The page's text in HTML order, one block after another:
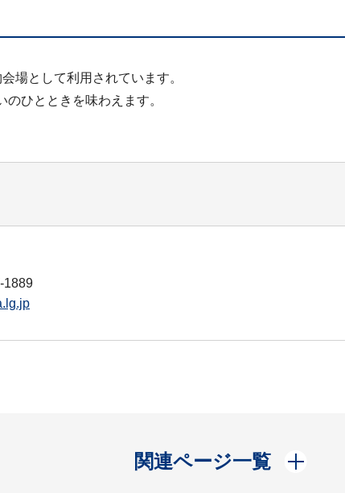
場として利用されています。
ひとときを味わえます。
1889
関連ページ一覧
開く